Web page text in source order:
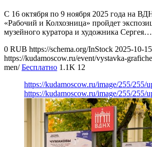
С 16 октября по 9 ноября 2025 года на
«Рабочий и Колхозница» пройдет
музейного куратора и художника Сергея…
0 RUB https://schema.org/InStock 2025-10-
https://kudamoscow.ru/event/vystavka-
men/ Бесплатно 1.1K 12
https://kudamoscow.ru/image/255/255/
https://kudamoscow.ru/image/255/255/